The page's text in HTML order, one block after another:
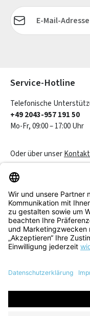
E-Mail-Adresse*
Service-Hotline
Telefonische
+49 2043-957 191 50
Mo-Fr, 09:00 – 17:00 Uhr
Oder über unser
Service & Beratung
Informationen